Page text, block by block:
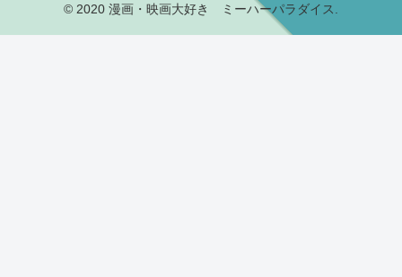
© 2020 漫画・映画大好き ミーハーパラダイス.